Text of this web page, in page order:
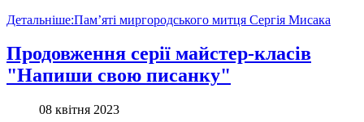
Детальніше:Пам’яті миргородського митця Сергія Мисака
Продовження серії майстер-класів
"Напиши свою писанку"
08 квітня 2023